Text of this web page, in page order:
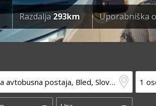
Razdalja 293km Uporabniška